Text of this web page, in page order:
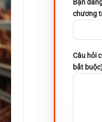
Bạn
chương
Câu hỏi
bắt